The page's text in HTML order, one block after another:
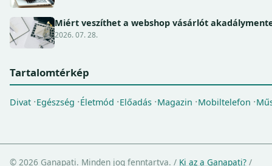
Miért veszíthet a webshop vásárlót
2026. 07. 28.
Tartalomtérkép
Divat Egészség Életmód Előadás Magazin Mobiltelefon
© 2026 Ganapati. Minden jog fenntartva. / Ki az a Ganapati? /